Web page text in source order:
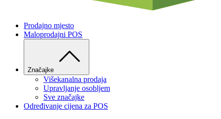
Prodajno mjesto
Maloprodajni POS
Značajke
Višekanalna prodaja
Upravljanje osobljem
Sve značajke
Određivanje cijena za POS